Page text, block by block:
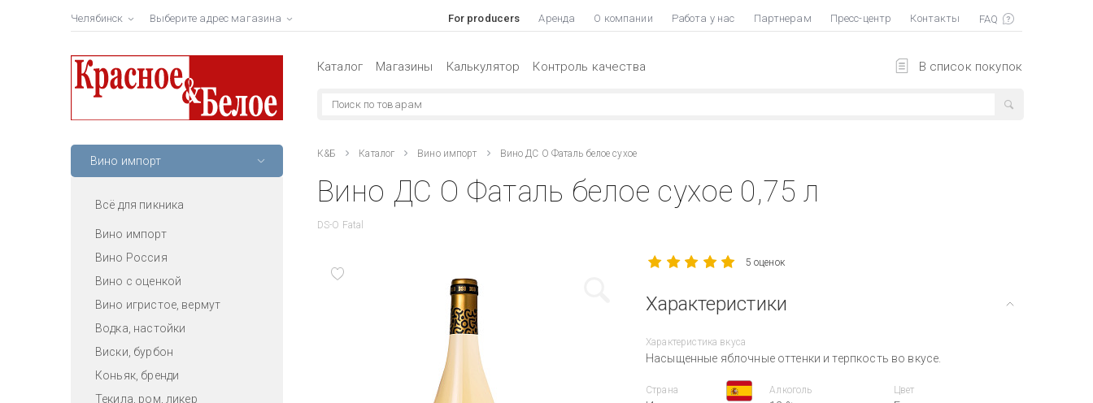
Челябинск Выберите адрес магазина For producers Аренда О компании Работа у нас Партнерам Пресс-центр Контакты
В список покупок
Каталог Магазины Калькулятор Контроль качества
Вино импорт
Всё для пикника
Вино импорт
Вино Россия
Вино с оценкой
Вино игристое, вермут
Водка, настойки
Виски, бурбон
Коньяк, бренди
Текила, ром, ликер
К&Б Каталог Вино импорт Вино ДС О Фаталь белое сухое
Вино ДС О Фаталь белое сухое 0,75 л
DS-O Fatal
5 оценок
Характеристики
Характеристика вкуса
Насыщенные яблочные оттенки и терпкость во вкусе.
Страна Алкоголь Цвет